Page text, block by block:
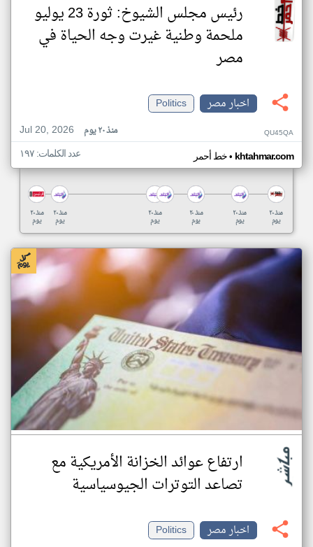
رئيس مجلس الشيوخ: ثورة 23 يوليو
ملحمة وطنية غيرت وجه الحياة في
مصر
اخبار مصر
Politics
Jul 20, 2026
منذ ٢٠ يوم QU45QA
خط أحمر• khtahmar.com عدد الكلمات: ١٩٧
منذ ٢٠
يوم
منذ ٢٠
يوم
منذ ٢٠
يوم
منذ ٢٠
يوم
منذ ٢٠
يوم
منذ ٢٠
يوم
ارتفاع عوائد الخزانة الأمريكية مع
تصاعد التوترات الجيوسياسية
اخبار مصر
Politics